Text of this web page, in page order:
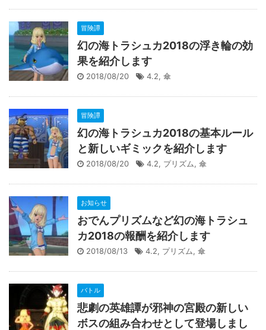
冒険譚
幻の海トラシュカ2018の浮き輪の効
果を紹介します
2018/08/20 4.2, 傘
冒険譚
幻の海トラシュカ2018の基本ルール
と新しいギミックを紹介します
2018/08/20 4.2, プリズム, 傘
お知らせ
おでんプリズムなど幻の海トラシュ
カ2018の報酬を紹介します
2018/08/13 4.2, プリズム, 傘
バトル
悲劇の英雄譚が邪神の宮殿の新しい
ボスの組み合わせとして登場しまし